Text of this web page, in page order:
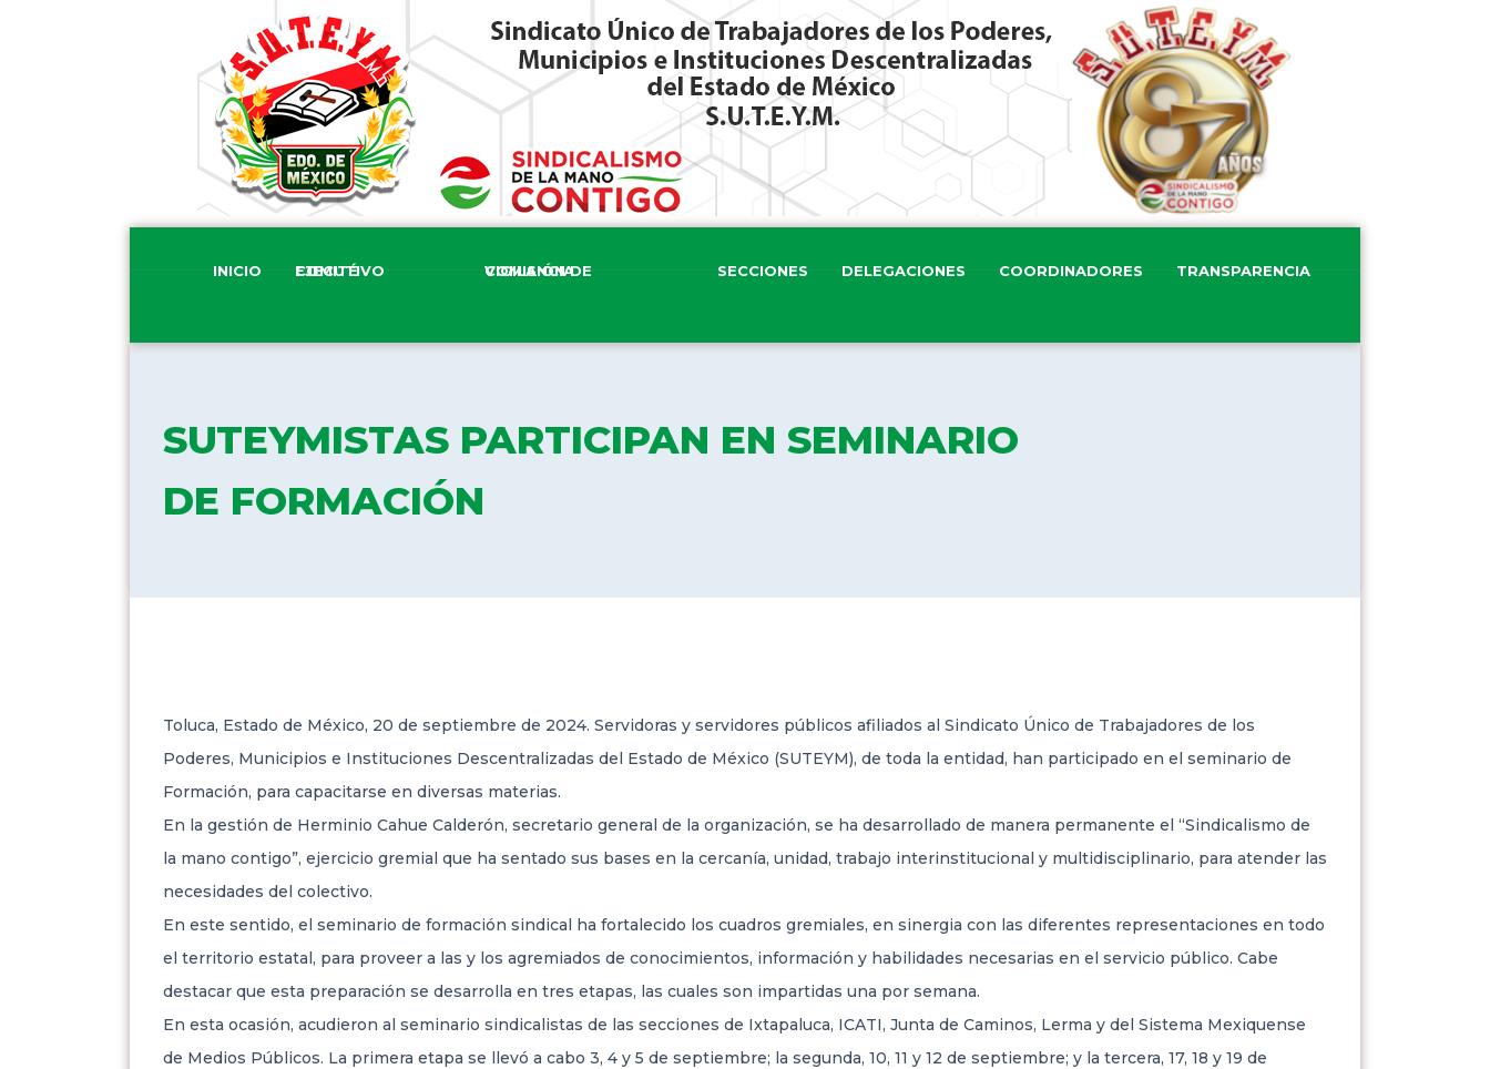
INICIO COMITÉ EJECUTIVO COMISIÓN DE VIGILANCIA SECCIONES DELEGACIONES COORDINADORES TRANSPARENCIA
SUTEYMISTAS PARTICIPAN EN SEMINARIO
DE FORMACIÓN
Toluca, Estado de México, 20 de septiembre de 2024. Servidoras y servidores públicos afiliados al Sindicato Único de Trabajadores de los
Poderes, Municipios e Instituciones Descentralizadas del Estado de México (SUTEYM), de toda la entidad, han participado en el seminario de
Formación, para capacitarse en diversas materias.
En la gestión de Herminio Cahue Calderón, secretario general de la organización, se ha desarrollado de manera permanente el “Sindicalismo de
la mano contigo”, ejercicio gremial que ha sentado sus bases en la cercanía, unidad, trabajo interinstitucional y multidisciplinario, para atender las
necesidades del colectivo.
En este sentido, el seminario de formación sindical ha fortalecido los cuadros gremiales, en sinergia con las diferentes representaciones en todo
el territorio estatal, para proveer a las y los agremiados de conocimientos, información y habilidades necesarias en el servicio público. Cabe
destacar que esta preparación se desarrolla en tres etapas, las cuales son impartidas una por semana.
En esta ocasión, acudieron al seminario sindicalistas de las secciones de Ixtapaluca, ICATI, Junta de Caminos, Lerma y del Sistema Mexiquense
de Medios Públicos. La primera etapa se llevó a cabo 3, 4 y 5 de septiembre; la segunda, 10, 11 y 12 de septiembre; y la tercera, 17, 18 y 19 de